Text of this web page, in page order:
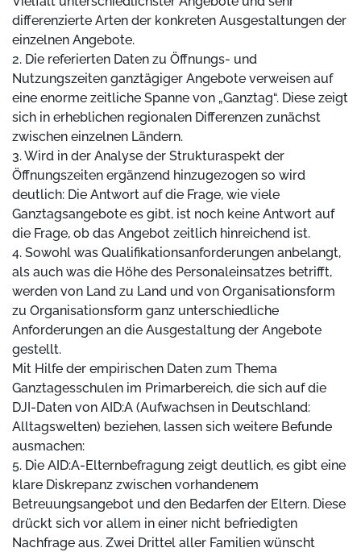
differenzierte Arten der konkreten Ausgestaltungen der
einzelnen Angebote.
2. Die referierten Daten zu Öffnungs- und
Nutzungszeiten ganztägiger Angebote verweisen auf
eine enorme zeitliche Spanne von „Ganztag“. Diese zeigt
sich in erheblichen regionalen Differenzen zunächst
zwischen einzelnen Ländern.
3. Wird in der Analyse der Strukturaspekt der
Öffnungszeiten ergänzend hinzugezogen so wird
deutlich: Die Antwort auf die Frage, wie viele
Ganztagsangebote es gibt, ist noch keine Antwort auf
die Frage, ob das Angebot zeitlich hinreichend ist.
4. Sowohl was Qualifikationsanforderungen anbelangt,
als auch was die Höhe des Personaleinsatzes betrifft,
werden von Land zu Land und von Organisationsform
zu Organisationsform ganz unterschiedliche
Anforderungen an die Ausgestaltung der Angebote
gestellt.
Mit Hilfe der empirischen Daten zum Thema
Ganztagesschulen im Primarbereich, die sich auf die
DJI-Daten von AID:A (Aufwachsen in Deutschland:
Alltagswelten) beziehen, lassen sich weitere Befunde
ausmachen:
5. Die AID:A-Elternbefragung zeigt deutlich, es gibt eine
klare Diskrepanz zwischen vorhandenem
Betreuungsangebot und den Bedarfen der Eltern. Diese
drückt sich vor allem in einer nicht befriedigten
Nachfrage aus. Zwei Drittel aller Familien wünscht